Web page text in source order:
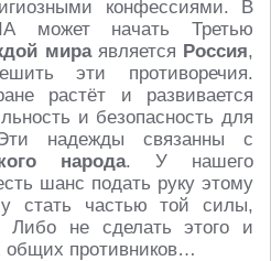
конфессиями. В
может начать Третью
мираявляется Россия,
эти противоречия.
растёт и развивается
и безопасность для
надежды связанны с
народа. У нашего
шанс подать руку этому
стать частью той силы,
Либо не сделать этого и
общих противников…